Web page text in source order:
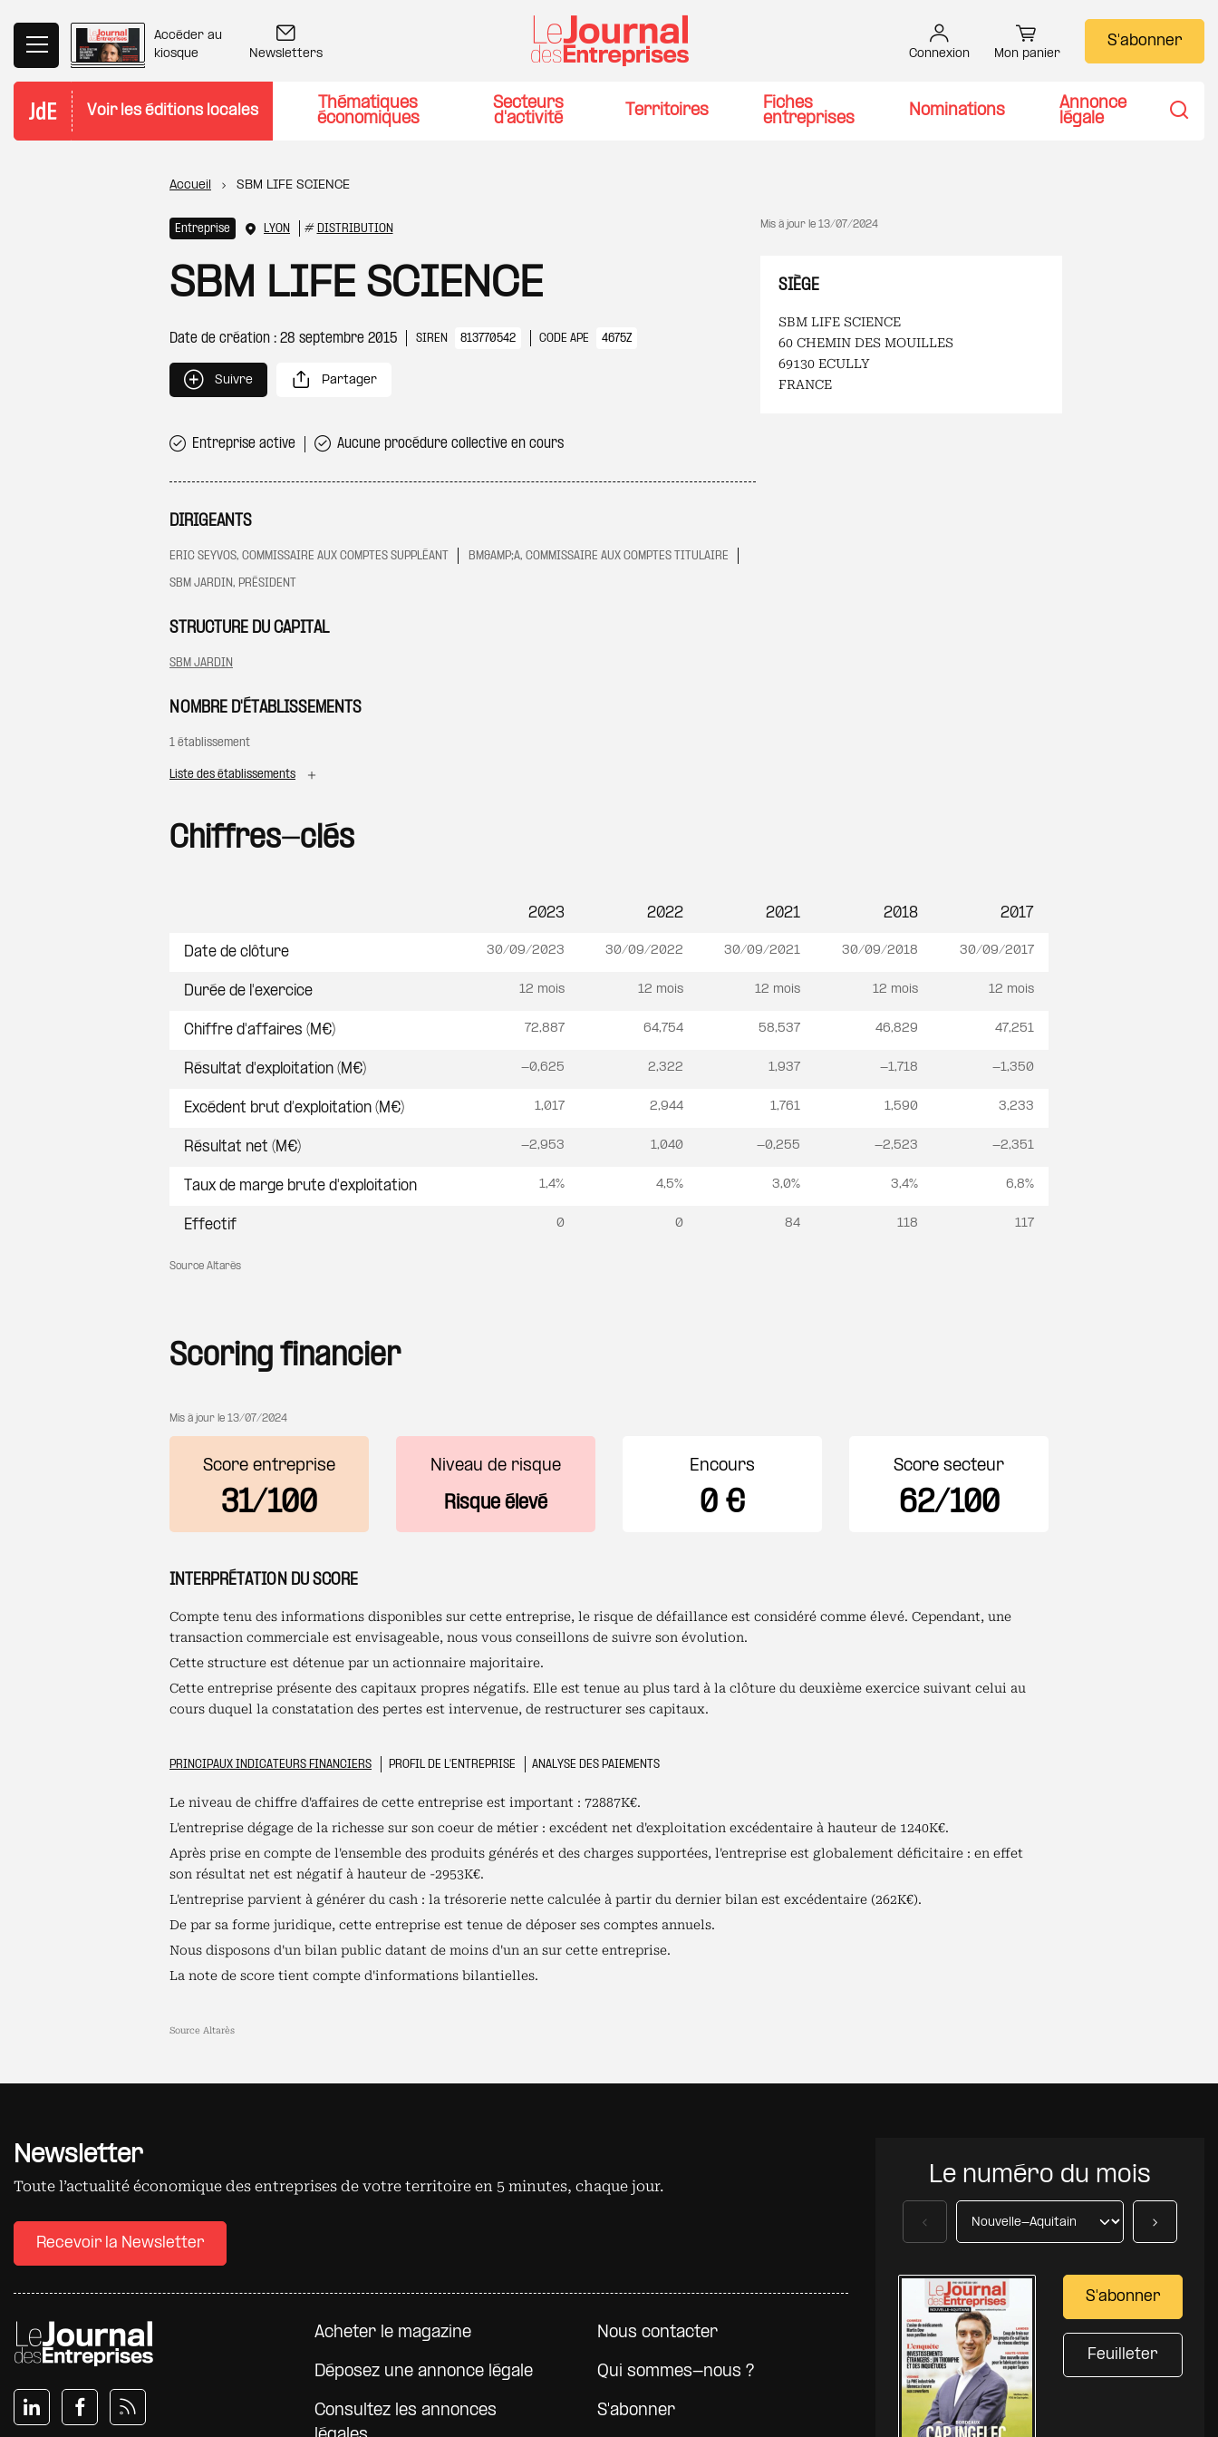
Accéder au
kiosque
Newsletters Connexion Mon panier
S'abonner
Voir les éditions locales
Thématiques
économiques
Secteurs
d'activité
Territoires
Fiches
entreprises
Nominations
Annonce
légale
Fil d'Ariane
Accueil SBM LIFE SCIENCE
Entreprise LYON # DISTRIBUTION
SBM LIFE SCIENCE
Date de création : 28 septembre 2015 SIREN 813770542 CODE APE 4675Z
Suivre Partager
Mis à jour le 13/07/2024
SIÈGE
SBM LIFE SCIENCE
60 CHEMIN DES MOUILLES
69130 ECULLY
FRANCE
Entreprise active Aucune procédure collective en cours
DIRIGEANTS
ERIC SEYVOS, COMMISSAIRE AUX COMPTES SUPPLÉANT
BM&AMP;A, COMMISSAIRE AUX COMPTES TITULAIRE
SBM JARDIN, PRÉSIDENT
STRUCTURE DU CAPITAL
SBM JARDIN
NOMBRE D'ÉTABLISSEMENTS
1 établissement
Liste des établissements
Chiffres-clés
Source Altarès
2023 2022 2021 2018 2017
Date de clôture 30/09/2023 30/09/2022 30/09/2021 30/09/2018 30/09/2017
Durée de l'exercice 12 mois 12 mois 12 mois 12 mois 12 mois
Chiffre d'affaires (M€) 72,887 64,754 58,537 46,829 47,251
Résultat d'exploitation (M€) -0,625 2,322 1,937 -1,718 -1,350
Excédent brut d’exploitation (M€) 1,017 2,944 1,761 1,590 3,233
Résultat net (M€) -2,953 1,040 -0,255 -2,523 -2,351
Taux de marge brute d'exploitation 1,4% 4,5% 3,0% 3,4% 6,8%
Effectif 0 0 84 118 117
Scoring financier
Mis à jour le 13/07/2024
Score entreprise
31/100
Niveau de risque
Risque élevé
Encours
0 €
Score secteur
62/100
INTERPRÉTATION DU SCORE
Compte tenu des informations disponibles sur cette entreprise, le risque de défaillance est considéré comme élevé. Cependant, une
transaction commerciale est envisageable, nous vous conseillons de suivre son évolution.
Cette structure est détenue par un actionnaire majoritaire.
Cette entreprise présente des capitaux propres négatifs. Elle est tenue au plus tard à la clôture du deuxième exercice suivant celui au
cours duquel la constatation des pertes est intervenue, de restructurer ses capitaux.
PRINCIPAUX INDICATEURS FINANCIERS PROFIL DE L'ENTREPRISE ANALYSE DES PAIEMENTS
Le niveau de chiffre d'affaires de cette entreprise est important : 72887K€.
L'entreprise dégage de la richesse sur son coeur de métier : excédent net d'exploitation excédentaire à hauteur de 1240K€.
Après prise en compte de l'ensemble des produits générés et des charges supportées, l'entreprise est globalement déficitaire : en effet
son résultat net est négatif à hauteur de -2953K€.
L'entreprise parvient à générer du cash : la trésorerie nette calculée à partir du dernier bilan est excédentaire (262K€).
De par sa forme juridique, cette entreprise est tenue de déposer ses comptes annuels.
Nous disposons d'un bilan public datant de moins d'un an sur cette entreprise.
La note de score tient compte d'informations bilantielles.
Source Altarès
Newsletter
Toute l’actualité économique des entreprises de votre territoire en 5 minutes, chaque jour.
Recevoir la Newsletter
Pied de page
Acheter le magazine
Déposez une annonce légale
Consultez les annonces
Nous contacter
Qui sommes-nous ?
S'abonner
Le numéro du mois
S'abonner
Feuilleter
Précédent Suivant